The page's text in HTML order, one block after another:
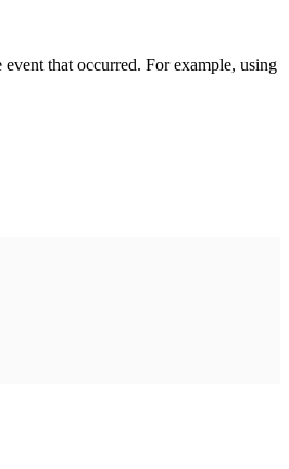
that occurred. For example, using